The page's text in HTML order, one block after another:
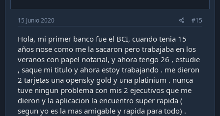
15 Junio 2020 #15
Hola, mi primer banco fue el BCI, cuando tenia 15
años nose como me la sacaron pero trabajaba en los
veranos con papel notarial, y ahora tengo 26 , estudie
, saque mi titulo y ahora estoy trabajando . me dieron
2 tarjetas una opensky gold y una platinium . nunca
tuve ningun problema con mis 2 ejecutivos que me
dieron y la aplicacion la encuentro super rapida (
segun yo es la mas amigable y rapida para todo) .